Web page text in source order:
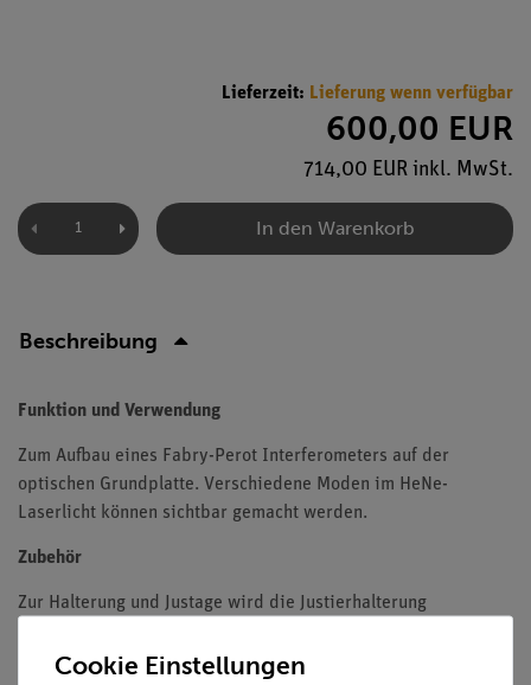
Lieferzeit: Lieferung wenn verfügbar
600,00 EUR
714,00 EUR inkl. MwSt.
In den Warenkorb
Beschreibung
Funktion und Verwendung
Zum Aufbau eines Fabry-Perot Interferometers auf der
optischen Grundplatte. Verschiedene Moden im HeNe-
Laserlicht können sichtbar gemacht werden.
Zubehör
Zur Halterung und Justage wird die Justierhalterung
Cookie Einstellungen